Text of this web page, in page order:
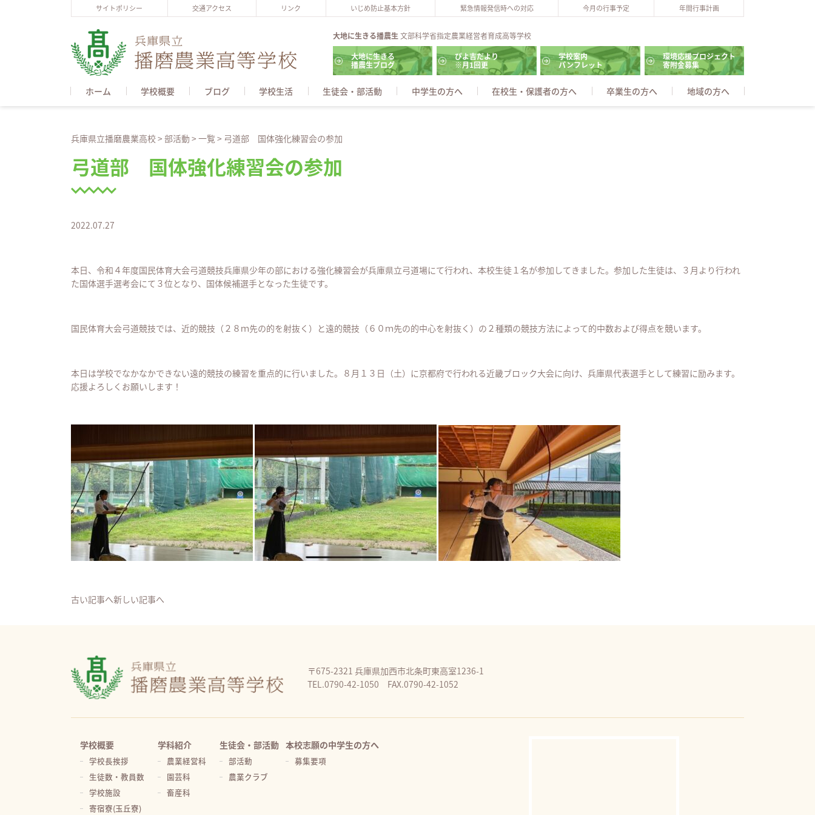
サイトポリシー 交通アクセス リンク いじめ防止基本方針 緊急情報発信時への対応 今月の行事予定 年間行事計画
大地に生きる播農生 文部科学省指定農業経営者育成高等学校
大地に生きる
播農生ブログ
ぴよ吉だより
※月1回更
学校案内
パンフレット
環境応援プロジェクト
寄附金募集
ホーム 学校概要 ブログ 学校生活 生徒会・部活動 中学生の方へ 在校生・保護者の方へ 卒業生の方へ 地域の方へ
兵庫県立播磨農業高校> 部活動 > 一覧> 弓道部 国体強化練習会の参加
弓道部 国体強化練習会の参加
2022.07.27
本日、令和４年度国民体育大会弓道競技兵庫県少年の部における強化練習会が兵庫県立弓道場にて行われ、本校生徒１名が参加してきました。参加した生徒は、３月より行われ
た国体選手選考会にて３位となり、国体候補選手となった生徒です。
国民体育大会弓道競技では、近的競技（２８ｍ先の的を射抜く）と遠的競技（６０ｍ先の的中心を射抜く）の２種類の競技方法によって的中数および得点を競います。
本日は学校でなかなかできない遠的競技の練習を重点的に行いました。８月１３日（土）に京都府で行われる近畿ブロック大会に向け、兵庫県代表選手として練習に励みます。
応援よろしくお願いします！
古い記事へ新しい記事へ
〒675-2321 兵庫県加西市北条町東高室1236-1
TEL.0790-42-1050 FAX.0790-42-1052
学校概要
学校長挨拶
生徒数・教員数
学校施設
寄宿寮(玉丘寮)
学科紹介
農業経営科
園芸科
畜産科
生徒会・部活動
部活動
農業クラブ
本校志願の中学生の方へ
募集要項